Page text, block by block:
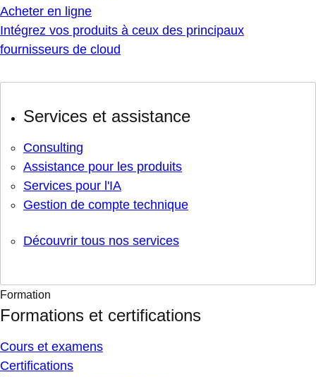
Acheter en ligne
Intégrez vos produits à ceux des principaux
fournisseurs de cloud
Services et assistance
Consulting
Assistance pour les produits
Services pour l'IA
Gestion de compte technique
Découvrir tous nos services
Formation
Formations et certifications
Cours et examens
Certifications